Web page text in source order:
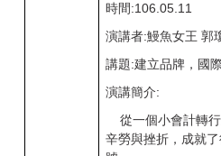
時間:106.05.11
演講者:鰻魚女王 郭
講題:建立品牌，國
演講簡介:
從一個小會計轉
辛勞與挫折，成就